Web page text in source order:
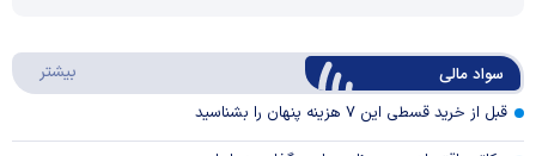
Video
سواد مالی بیشتر
قبل از خرید قسطی این ۷ هزینه پنهان را بشناسید